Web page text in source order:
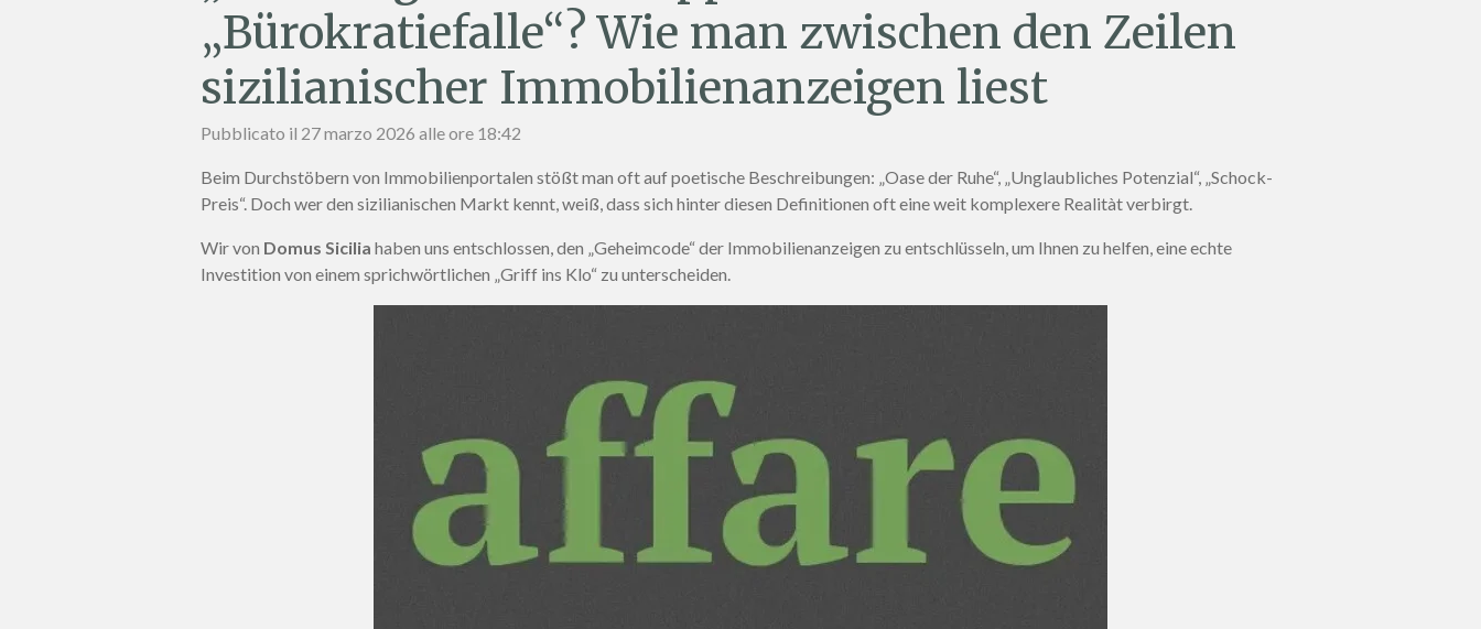
„Bürokratiefalle“? Wie man zwischen den Zeilen
sizilianischer Immobilienanzeigen liest
Pubblicato il 27 marzo 2026 alle ore 18:42
Beim Durchstöbern von Immobilienportalen stößt man oft auf poetische Beschreibungen: „Oase der Ruhe“, „Unglaubliches Potenzial“, „Schock-
Preis“. Doch wer den sizilianischen Markt kennt, weiß, dass sich hinter diesen Definitionen oft eine weit komplexere Realitàt verbirgt.
Wir von Domus Sicilia haben uns entschlossen, den „Geheimcode“ der Immobilienanzeigen zu entschlüsseln, um Ihnen zu helfen, eine echte
Investition von einem sprichwörtlichen „Griff ins Klo“ zu unterscheiden.